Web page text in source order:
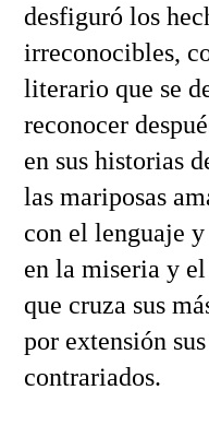
desfiguró los
irreconocibles,
literario que se
reconocer
en sus historias
las mariposas
con el lenguaje
en la miseria y
que cruza sus
por extensión
contrariados.